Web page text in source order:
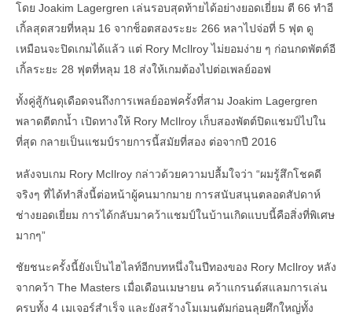
โดย Joakim Lagergren เล่นรอบสุดท้ายได้อย่างยอดเยี่ยม ตี 66 ทำอี
เกิ้ลสุดสวยที่หลุม 16 จากช็อตสองระยะ 266 หลาไปจ่อที่ 5 ฟุต ดู
เหมือนจะปิดเกมได้แล้ว แต่ Rory McIlroy ไม่ยอมง่าย ๆ ก่อนกดพัตต์อี
เกิ้ลระยะ 28 ฟุตที่หลุม 18 ส่งให้เกมต้องไปต่อเพลย์ออฟ
ทั้งคู่สู้กันดุเดือดจนถึงการเพลย์ออฟครั้งที่สาม Joakim Lagergren
พลาดตีตกน้ำ เปิดทางให้ Rory McIlroy เก็บสองพัตต์ปิดแชมป์ไปใน
ที่สุด กลายเป็นแชมป์รายการนี้สมัยที่สอง ต่อจากปี 2016
หลังจบเกม Rory McIlroy กล่าวด้วยความปลื้มใจว่า “ผมรู้สึกโชคดี
จริงๆ ที่ได้ทำสิ่งนี้ต่อหน้าผู้คนมากมาย การสนับสนุนตลอดสัปดาห์
ช่างยอดเยี่ยม การได้กลับมาคว้าแชมป์ในบ้านเกิดแบบนี้คือสิ่งที่พิเศษ
มากๆ”
ชัยชนะครั้งนี้ยังเป็นไฮไลท์อีกบทหนึ่งในปีทองของ Rory McIlroy หลัง
จากคว้า The Masters เมื่อเดือนเมษายน คว้าแกรนด์สแลมการเล่น
ครบทั้ง 4 เมเจอร์สำเร็จ และยังสร้างโมเมนตัมก่อนลุยศึกใหญ่ทั้ง